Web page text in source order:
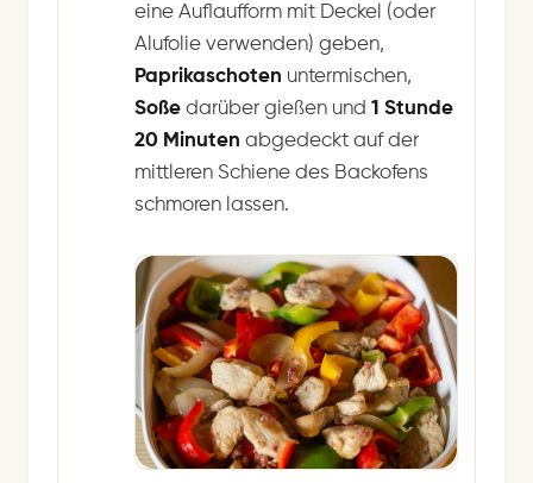
eine Auflaufform mit Deckel (oder
Alufolie verwenden) geben,
Paprikaschoten untermischen,
Soße darüber gießen und 1 Stunde
20 Minuten abgedeckt auf der
mittleren Schiene des Backofens
schmoren lassen.